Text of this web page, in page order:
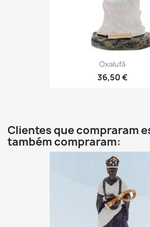
Oxalufã
36,50 €
Clientes que compraram
também compraram: